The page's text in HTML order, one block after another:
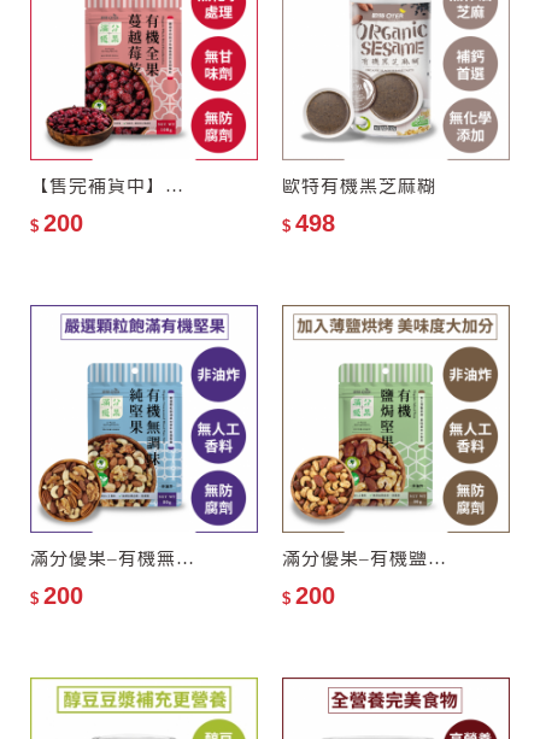
【售完補貨中】滿分優果–有機全果蔓越莓乾
$ 200
歐特有機黑芝麻糊
$ 498
滿分優果–有機無調味純堅果
$ 200
滿分優果–有機鹽焗堅果
$ 200